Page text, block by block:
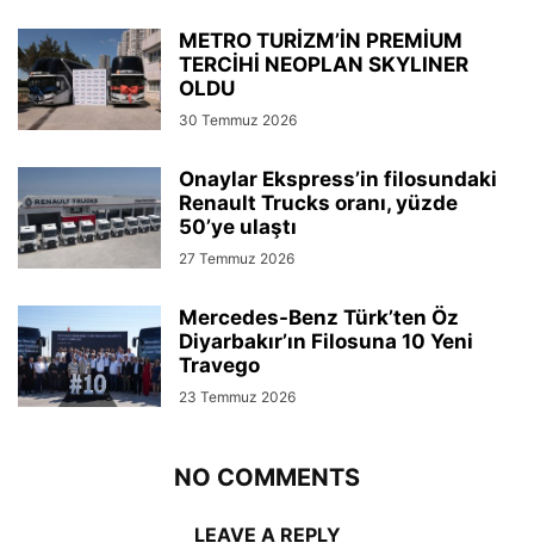
METRO TURİZM’İN PREMİUM
TERCİHİ NEOPLAN SKYLINER
OLDU
30 Temmuz 2026
Onaylar Ekspress’in filosundaki
Renault Trucks oranı, yüzde
50’ye ulaştı
27 Temmuz 2026
Mercedes-Benz Türk’ten Öz
Diyarbakır’ın Filosuna 10 Yeni
Travego
23 Temmuz 2026
NO COMMENTS
LEAVE A REPLY